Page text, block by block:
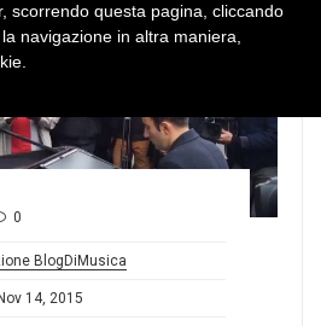
0
BlogDiMusica
Nov 14, 2015
scorrendo questa pagina, cliccando
navigazione in altra maniera,